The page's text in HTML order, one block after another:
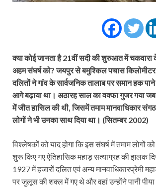
क्या कोई जानता है 21वीं सदी की शुरुआत में
अहम संघर्ष को? जयपुर से बमुश्किल पचास
दलितों ने गांव के सार्वजनिक तालाब पर समान हक
आगे बढ़ाया था। अठारह साल का वक्फा गुजर गया जब
में जीत हासिल की थी, जिसमें तमाम मानवाधिकार
लोगों ने भी उनका साथ दिया था। (सितम्बर 2002)
विश्लेषकों को याद होगा कि इस संघर्ष में तमाम लोगों को
शुरू किए गए ऐतिहासिक महाड़ सत्याग्रह की झलक
1927 में हजारों दलित एवं अन्य मानवाधिकारप्रेमी
पर जुलूस की शक्ल में गए थे और वहां उन्होंने पानी